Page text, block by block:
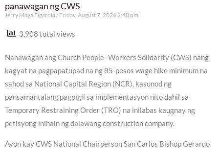
panawagan ng CWS
Jerry Maya Figarola Friday, August 7, 2026 2:40 pm
3,908 total views
Nanawagan ang Church People–Workers Solidarity (CWS) nang
kagyat na pagpapatupad na ng 85-pesos wage hike minimum na
sahod sa National Capital Region (NCR), kasunod ng
pansamantalang pagpigil sa implementasyon nito dahil sa
Temporary Restraining Order (TRO) na inilabas kaugnay ng
petisyong inihain ng dalawang construction company.
Ayon kay CWS National Chairperson San Carlos Bishop Gerardo